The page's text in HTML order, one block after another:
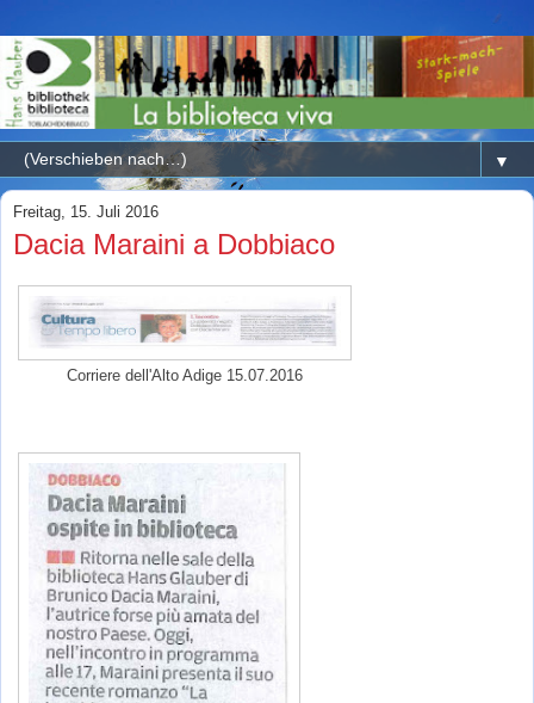
▼
Freitag, 15. Juli 2016
Dacia Maraini a Dobbiaco
Corriere dell'Alto Adige 15.07.2016